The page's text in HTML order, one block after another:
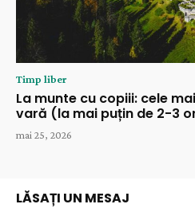
Timp liber
La munte cu copiii: cele
vară (la mai puțin de 2-3
mai 25, 2026
LĂSAȚI UN MESAJ